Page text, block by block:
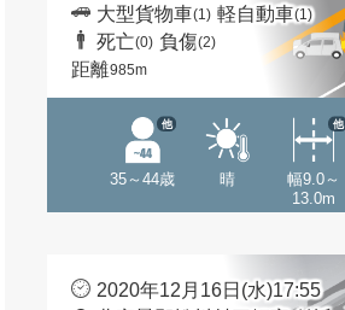
大型貨物車(1) 軽自動車(1)
死亡(0) 負傷(2)
距離985m
35～44歳
他
晴
幅9.0～
13.0m
他
2020年12月16日(水)17:55